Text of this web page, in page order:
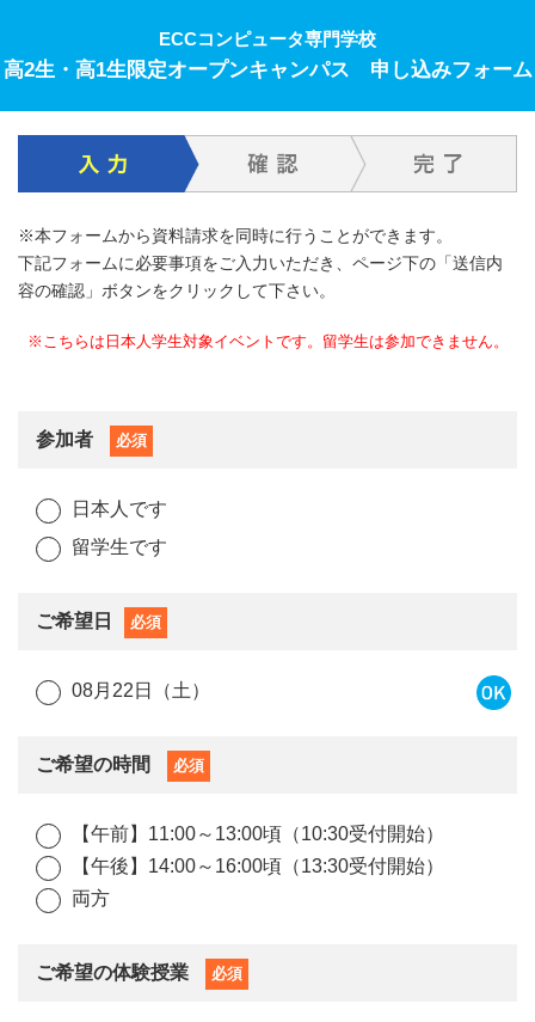
ECCコンピュータ専門学校
高2生・高1生限定オープンキャンパス 申し込みフォーム
※本フォームから資料請求を同時に行うことができます。
下記フォームに必要事項をご入力いただき、ページ下の「送信内
容の確認」ボタンをクリックして下さい。
※こちらは日本人学生対象イベントです。留学生は参加できません。
参加者 必須
日本人です
留学生です
ご希望日 必須
08月22日（土）
ご希望の時間 必須
【午前】11:00～13:00頃（10:30受付開始）
【午後】14:00～16:00頃（13:30受付開始）
両方
ご希望の体験授業 必須